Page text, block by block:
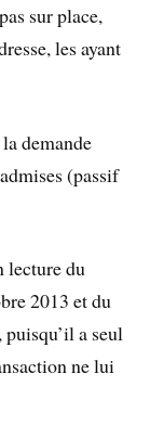
sur place,
les ayant
demande
(passif
lecture du
2013 et du
a seul
ne lui